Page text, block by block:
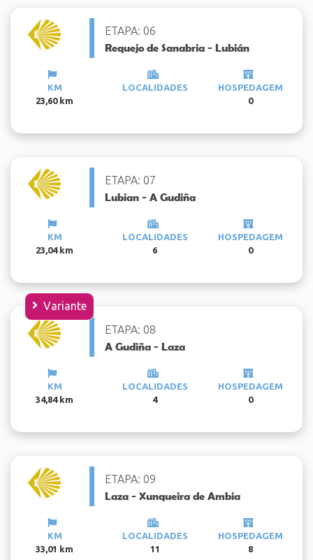
ETAPA: 06
Requejo de Sanabria - Lubián
KM
23,60 km
LOCALIDADES
HOSPEDAGEM
0
ETAPA: 07
Lubian - A Gudiña
KM
23,04 km
LOCALIDADES
6
HOSPEDAGEM
0
ETAPA: 08
A Gudiña - Laza
KM
34,84 km
LOCALIDADES
4
HOSPEDAGEM
0
Variante
ETAPA: 09
Laza - Xunqueira de Ambia
KM
33,01 km
LOCALIDADES
11
HOSPEDAGEM
8